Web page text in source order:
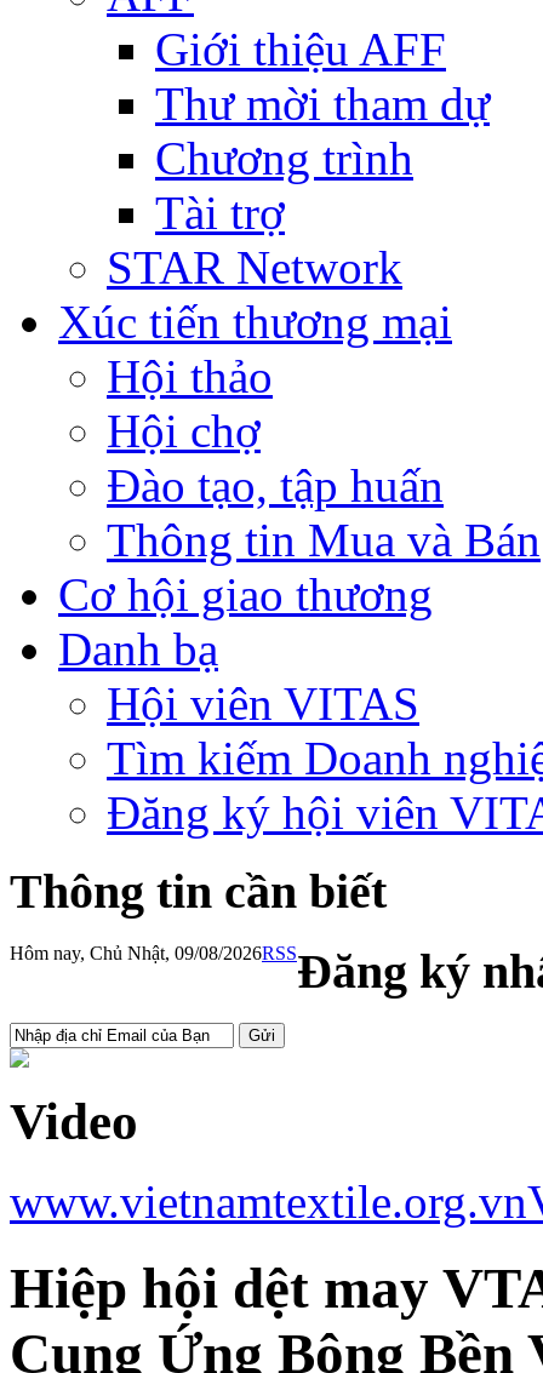
Giới thiệu AFF
Thư mời tham dự
Chương trình
Tài trợ
STAR Network
Xúc tiến thương mại
Hội thảo
Hội chợ
Đào tạo, tập huấn
Thông tin Mua và Bán
Cơ hội giao thương
Danh bạ
Hội viên VITAS
Tìm kiếm Doanh
Đăng ký hội viên
Thông tin cần biết
Hôm nay, Chủ Nhật, 09/08/2026RSSĐăng ký
Video
www.vietnamtextile.org.vn
Hiệp hội dệt may
Cung Ứng Bông